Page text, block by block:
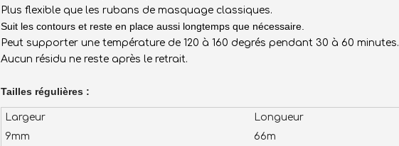
Plus flexible que les rubans de masquage classiques.
Suit les contours et reste en place aussi longtemps que nécessaire.
Peut supporter une température de 120 à 160 degrés pendant 30 à 60 minutes.
Aucun résidu ne reste après le retrait.
Tailles régulières :
Largeur
Longueur
9mm
66m